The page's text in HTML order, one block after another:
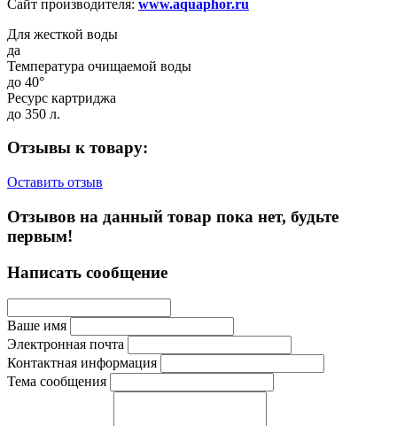
Сайт производителя: www.aquaphor.ru
Для жесткой воды
да
Температура очищаемой воды
до 40°
Ресурс картриджа
до 350 л.
Отзывы к товару:
Оставить отзыв
Отзывов на данный товар пока нет, будьте
первым!
Написать сообщение
Ваше имя
Электронная почта
Контактная информация
Тема сообщения